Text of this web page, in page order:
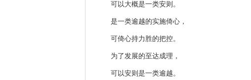
可以大概是一类安则。
是一类逾越的实施倚心，
可倚心持力胜的把控。
为了发展的至达成理，
可以安则是一类逾越。